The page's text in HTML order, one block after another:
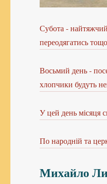
Субота -
переодягатись
Восьмий день -
хлопчики будуть
У цей день місяця
По народній та
Михайло